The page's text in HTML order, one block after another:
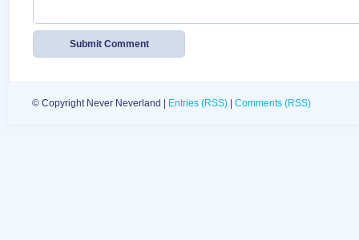
© Copyright Never Neverland | Entries (RSS) Comments (RSS)